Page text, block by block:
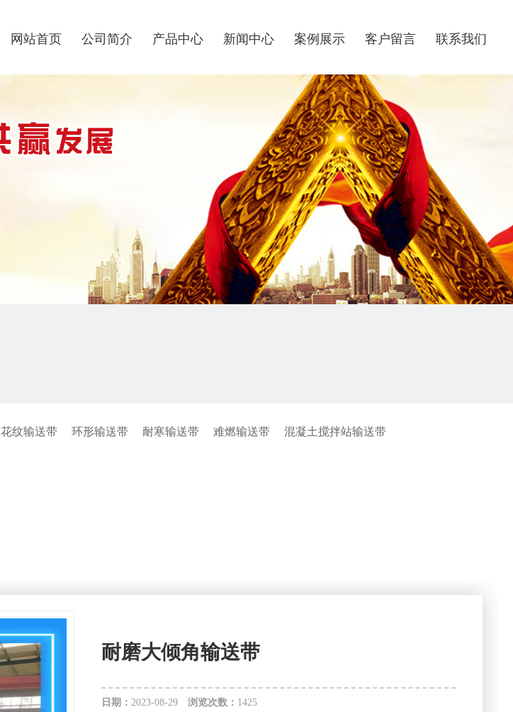
网站首页 公司简介 产品中心 新闻中心 案例展示 客户留言 联系我们
花纹输送带 环形输送带 耐寒输送带 难燃输送带 混凝土搅拌站输送带
耐磨大倾角输送带
日期： 2023-08-29 浏览次数： 1425